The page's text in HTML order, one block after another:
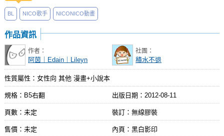
BL NICO歌手 NICONICO動畫
作品資訊
作者：
阿茵｜Edain｜Lileyn
社團：
積水不退
性質屬性：女性向 其他 漫畫+小說本
規格：B5右翻 出版日期： 2012-08-11
頁數：未定 裝訂：無線膠裝
售價：未定 內頁：黑白影印